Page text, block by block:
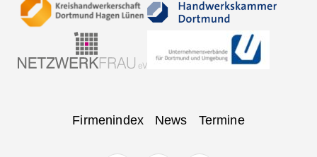
Firmenindex News Termine